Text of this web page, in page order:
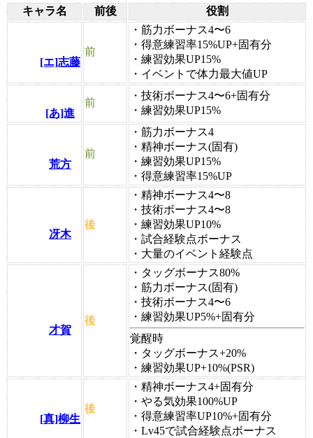
キャラ名 前後 役割
[エ]志藤
前
・筋力ボーナス4〜6
・得意練習率15%UP+固有分
・練習効果UP15%
・イベントで体力最大値UP
[あ]進
前
・技術ボーナス4〜6+固有分
・練習効果UP15%
荒方
前
・筋力ボーナス4
・精神ボーナス(固有)
・練習効果UP15%
・得意練習率15%UP
冴木
後
・精神ボーナス4〜8
・技術ボーナス4〜8
・練習効果UP10%
・試合経験点ボーナス
・大量のイベント経験点
才賀
後
・タッグボーナス80%
・筋力ボーナス(固有)
・技術ボーナス4〜6
・練習効果UP5%+固有分
覚醒時
・タッグボーナス+20%
・練習効果UP+10%(PSR)
[真]柳生
後
・精神ボーナス4+固有分
・やる気効果100%UP
・得意練習率UP10%+固有分
・Lv45で試合経験点ボーナス